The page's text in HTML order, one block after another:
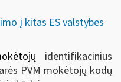
į kitas ES valstybes
identifikacinius
PVM mokėtojų kodų